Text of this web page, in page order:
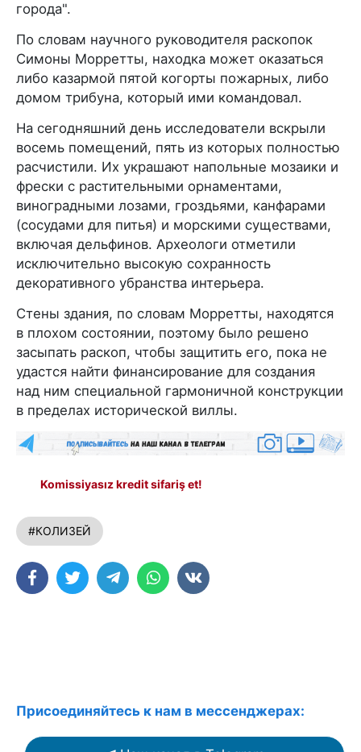
города".
По словам научного руководителя раскопок
Симоны Морретты, находка может оказаться
либо казармой пятой когорты пожарных, либо
домом трибуна, который ими командовал.
На сегодняшний день исследователи вскрыли
восемь помещений, пять из которых полностью
расчистили. Их украшают напольные мозаики и
фрески с растительными орнаментами,
виноградными лозами, гроздьями, канфарами
(сосудами для питья) и морскими существами,
включая дельфинов. Археологи отметили
исключительно высокую сохранность
декоративного убранства интерьера.
Стены здания, по словам Морретты, находятся
в плохом состоянии, поэтому было решено
засыпать раскоп, чтобы защитить его, пока не
удастся найти финансирование для создания
над ним специальной гармоничной конструкции
в пределах исторической виллы.
Komissiyasız kredit sifariş et!
#КОЛИЗЕЙ
Присоединяйтесь к нам в мессенджерах: